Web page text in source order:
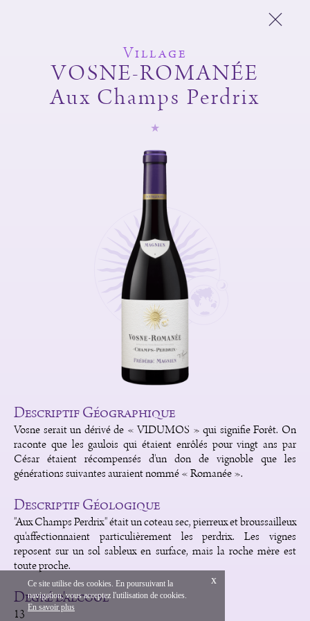
Domaine Michel
L'esprit du domaine
English
Village
VOSNE-ROMANÉE
Aux Champs Perdrix
Descriptif Géographique
Vosne serait un dérivé de « VIDUMOS » qui signifie Forêt. On
raconte que les gaulois qui étaient enrôlés pour vingt ans par
César étaient récompensés d'un don de vignoble que les
générations suivantes auraient nommé « Romanée ».
Descriptif Géologique
"Aux Champs Perdrix" était un coteau sec, pierreux et broussailleux
qu'affectionnaient particulièrement les perdrix. Les vignes
reposent sur un sol sableux en surface, mais la roche mère est
toute proche.
Degré d'alcool
13
Ce site utilise des cookies. En poursuivant la
navigation, vous acceptez l'utilisation de cookies.
En savoir plus
x